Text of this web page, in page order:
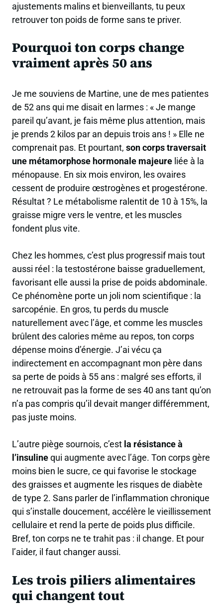
ajustements malins et bienveillants, tu peux
retrouver ton poids de forme sans te priver.
Pourquoi ton corps change
vraiment après 50 ans
Je me souviens de Martine, une de mes patientes
de 52 ans qui me disait en larmes : « Je mange
pareil qu’avant, je fais même plus attention, mais
je prends 2 kilos par an depuis trois ans ! » Elle ne
comprenait pas. Et pourtant, son corps traversait
une métamorphose hormonale majeure liée à la
ménopause. En six mois environ, les ovaires
cessent de produire œstrogènes et progestérone.
Résultat ? Le métabolisme ralentit de 10 à 15%, la
graisse migre vers le ventre, et les muscles
fondent plus vite.
Chez les hommes, c’est plus progressif mais tout
aussi réel : la testostérone baisse graduellement,
favorisant elle aussi la prise de poids abdominale.
Ce phénomène porte un joli nom scientifique : la
sarcopénie. En gros, tu perds du muscle
naturellement avec l’âge, et comme les muscles
brûlent des calories même au repos, ton corps
dépense moins d’énergie. J’ai vécu ça
indirectement en accompagnant mon père dans
sa perte de poids à 55 ans : malgré ses efforts, il
ne retrouvait pas la forme de ses 40 ans tant qu’on
n’a pas compris qu’il devait manger différemment,
pas juste moins.
L’autre piège sournois, c’est la résistance à
l’insulinequi augmente avec l’âge. Ton corps gère
moins bien le sucre, ce qui favorise le stockage
des graisses et augmente les risques de diabète
de type 2. Sans parler de l’inflammation chronique
qui s’installe doucement, accélère le vieillissement
cellulaire et rend la perte de poids plus difficile.
Bref, ton corps ne te trahit pas : il change. Et pour
l’aider, il faut changer aussi.
Les trois piliers alimentaires
qui changent tout